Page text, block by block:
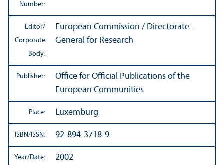
Number:
Editor/
Corporate
Body:
European Commission / Directorate-
General for Research
Publisher:
Office for Official Publications of the
European Communities
Place: Luxemburg
ISBN/ISSN: 92-894-3718-9
Year/Date: 2002